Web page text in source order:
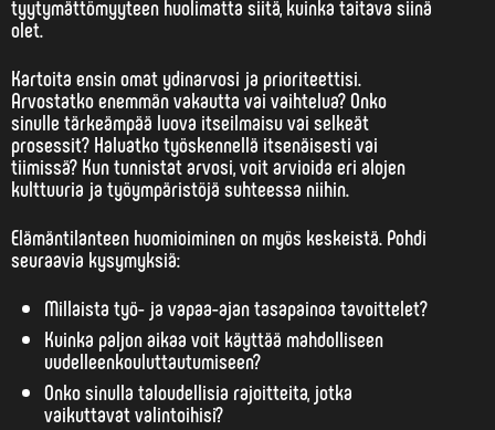
tyytymättömyyteen huolimatta siitä, kuinka taitava siinä
olet.
Kartoita ensin omat ydinarvosi ja prioriteettisi.
Arvostatko enemmän vakautta vai vaihtelua? Onko
sinulle tärkeämpää luova itseilmaisu vai selkeät
prosessit? Haluatko työskennellä itsenäisesti vai
tiimissä? Kun tunnistat arvosi, voit arvioida eri alojen
kulttuuria ja työympäristöjä suhteessa niihin.
Elämäntilanteen huomioiminen on myös keskeistä. Pohdi
seuraavia kysymyksiä:
Millaista työ- ja vapaa-ajan tasapainoa tavoittelet?
Kuinka paljon aikaa voit käyttää mahdolliseen
uudelleenkouluttautumiseen?
Onko sinulla taloudellisia rajoitteita, jotka
vaikuttavat valintoihisi?